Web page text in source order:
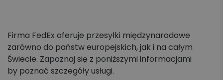
Firma FedEx oferuje przesyłki międzynarodowe
zarówno do państw europejskich, jak i na całym
Świecie. Zapoznaj się z poniższymi informacjami
by poznać szczegóły usługi.